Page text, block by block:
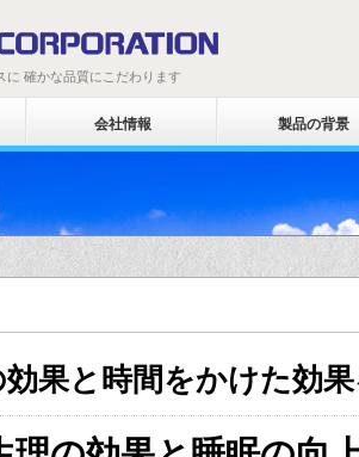
に 確かな品質にこだわります
会社情報 製品の背景
効果と時間をかけた効